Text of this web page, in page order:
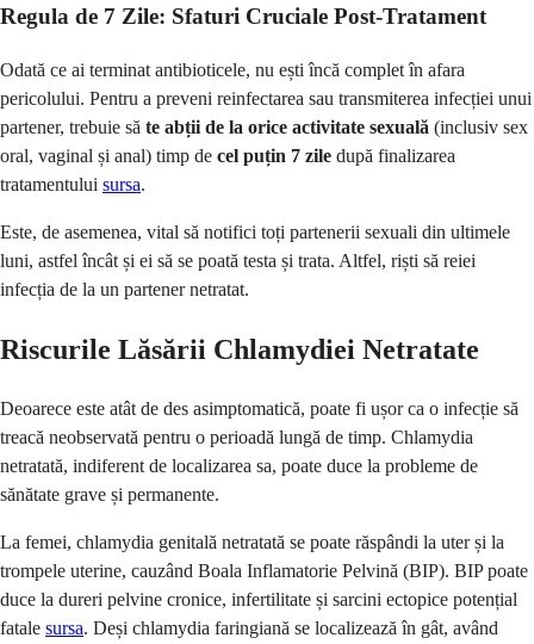
Regula de 7 Zile: Sfaturi Cruciale Post-Tratament
Odată ce ai terminat antibioticele, nu ești încă complet în afara
pericolului. Pentru a preveni reinfectarea sau transmiterea infecției unui
partener, trebuie să te abții de la orice activitate sexuală (inclusiv sex
oral, vaginal și anal) timp de cel puțin 7 zile după finalizarea
tratamentului sursa.
Este, de asemenea, vital să notifici toți partenerii sexuali din ultimele
luni, astfel încât și ei să se poată testa și trata. Altfel, riști să reiei
infecția de la un partener netratat.
Riscurile Lăsării Chlamydiei Netratate
Deoarece este atât de des asimptomatică, poate fi ușor ca o infecție să
treacă neobservată pentru o perioadă lungă de timp. Chlamydia
netratată, indiferent de localizarea sa, poate duce la probleme de
sănătate grave și permanente.
La femei, chlamydia genitală netratată se poate răspândi la uter și la
trompele uterine, cauzând Boala Inflamatorie Pelvină (BIP). BIP poate
duce la dureri pelvine cronice, infertilitate și sarcini ectopice potențial
fatale sursa. Deși chlamydia faringiană se localizează în gât, având